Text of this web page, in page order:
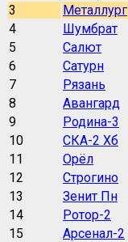
3
Металлург
4
Шумбрат
5
Салют
6
Сатурн
7
Рязань
8
Авангард
9
Родина-3
10
СКА-2 Хб
11
Орёл
12
Строгино
13
Зенит Пн
14
Ротор-2
15
Арсенал-2